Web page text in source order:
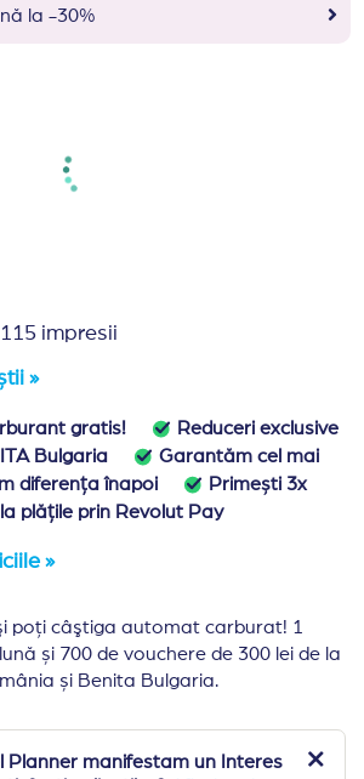
la -30%
115 impresii
»
gratis!
Reduceri exclusive
Bulgaria
Garantăm cel mai
diferența înapoi
Primești 3x
plățile prin Revolut Pay
»
poţi câştiga automat carburat! 1
și 700 de vouchere de 300 lei de la
și Benita Bulgaria.
Planner manifestam un Interes